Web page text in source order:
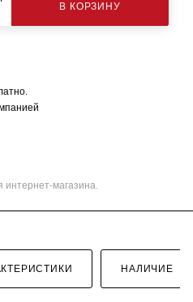
В КОРЗИНУ
интернет-магазина.
НАЛИЧИЕ